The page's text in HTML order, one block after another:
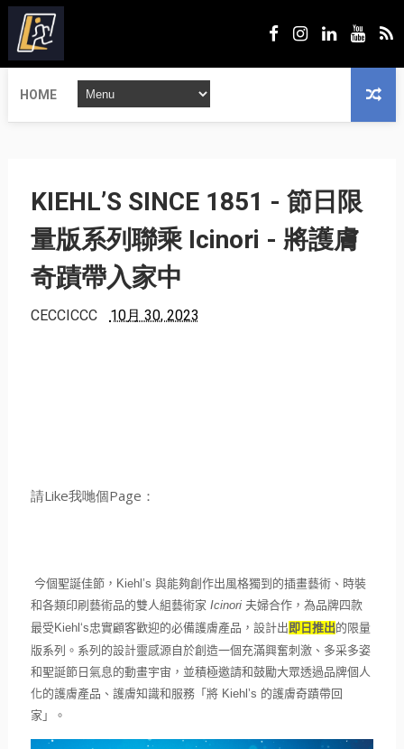
HOME
KIEHL’S SINCE 1851 - 節日限
量版系列聯乘 Icinori - 將護膚
奇蹟帶入家中
CECCICCC 10月 30, 2023
請Like我哋個Page：
今個聖誕佳節， Kiehl’s 與能夠創作出風格獨到的插畫藝術、時裝
和各類印刷藝術品的雙人組藝術家 Icinori 夫婦合作，為品牌四款
最受 Kiehl‘s忠實顧客歡迎的必備護膚產品， 設計出即日推出的 限量
版系列。 系列的設計靈感源自於創造一個充滿興奮刺激、 多采多姿
和聖誕節日氣息的動畫宇宙 ，並積極邀請和鼓勵大眾透過品牌個人
化的護膚產品、護膚知識和服務「將 Kiehl’s 的護膚奇蹟帶回
家」。